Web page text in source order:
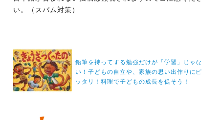
い。（スパム対策）
稿
ナ
ビ
鉛筆を持ってする勉強だけが「学習」じゃな
い！子どもの自立や、家族の思い出作りにピ
ッタリ！料理で子どもの成長を促そう！